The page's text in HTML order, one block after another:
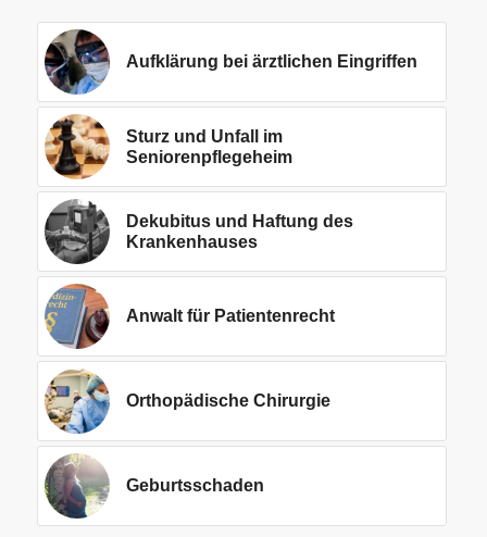
Aufklärung bei ärztlichen Eingriffen
Sturz und Unfall im
Seniorenpflegeheim
Dekubitus und Haftung des
Krankenhauses
Anwalt für Patientenrecht
Orthopädische Chirurgie
Geburtsschaden